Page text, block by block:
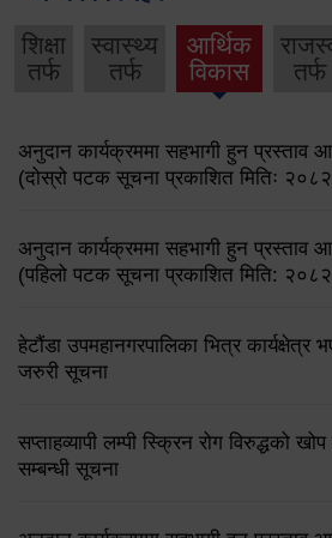
शिक्षा
तर्फ
स्वास्थ्य
तर्फ
आर्थिक
विकास
तर्फ
अनुदान कार्यक्रममा सहभागी हुन प्रस्ताव
(दोस्रो पटक सूचना प्रकाशित मितिः
अनुदान कार्यक्रममा सहभागी हुन प्रस्ताव
(पहिलो पटक सूचना प्रकाशित मिति:
हेटौंडा उपमहानगरपालिका भित्र कार्यक्षेत्र
जरुरी सूचना
सप्ताहव्यापी लम्पी स्क्रिन रोग विरुद्धको
सम्बन्धी सूचना